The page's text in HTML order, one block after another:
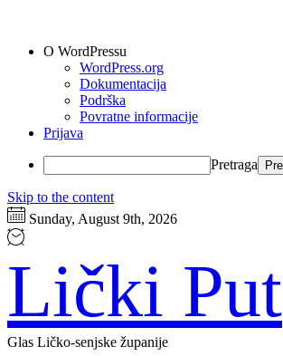
O WordPressu
WordPress.org
Dokumentacija
Podrška
Povratne informacije
Prijava
Pretraga
Skip to the content
Sunday, August 9th, 2026
Lički Put
Glas Ličko-senjske županije